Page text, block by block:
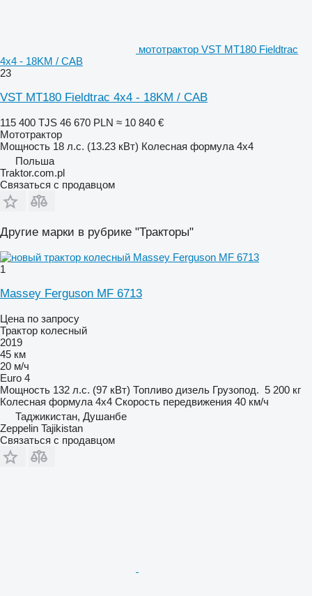
мототрактор VST MT180 Fieldtrac
4x4 - 18KM / CAB
23
VST MT180 Fieldtrac 4x4 - 18KM / CAB
115 400 TJS 46 670 PLN ≈ 10 840 €
Мототрактор
Мощность 18 л.с. (13.23 кВт) Колесная формула 4x4
Польша
Traktor.com.pl
Связаться с продавцом
Другие марки в рубрике "Тракторы"
1
Massey Ferguson MF 6713
Цена по запросу
Трактор колесный
2019
45 км
20 м/ч
Euro 4
Мощность 132 л.с. (97 кВт) Топливо дизель Грузопод. 5 200 кг
Колесная формула 4x4 Скорость передвижения 40 км/ч
Таджикистан, Душанбе
Zeppelin Tajikistan
Связаться с продавцом